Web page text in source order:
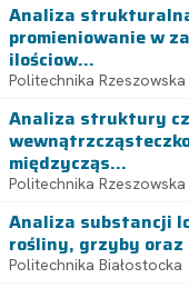
Analiza
promieniowanie w
ilościow...
Politechnika Rzeszowska
Analiza struktury
międzycząs...
Politechnika Rzeszowska
Analiza substancji
rośliny, grzyby
Politechnika Białostocka